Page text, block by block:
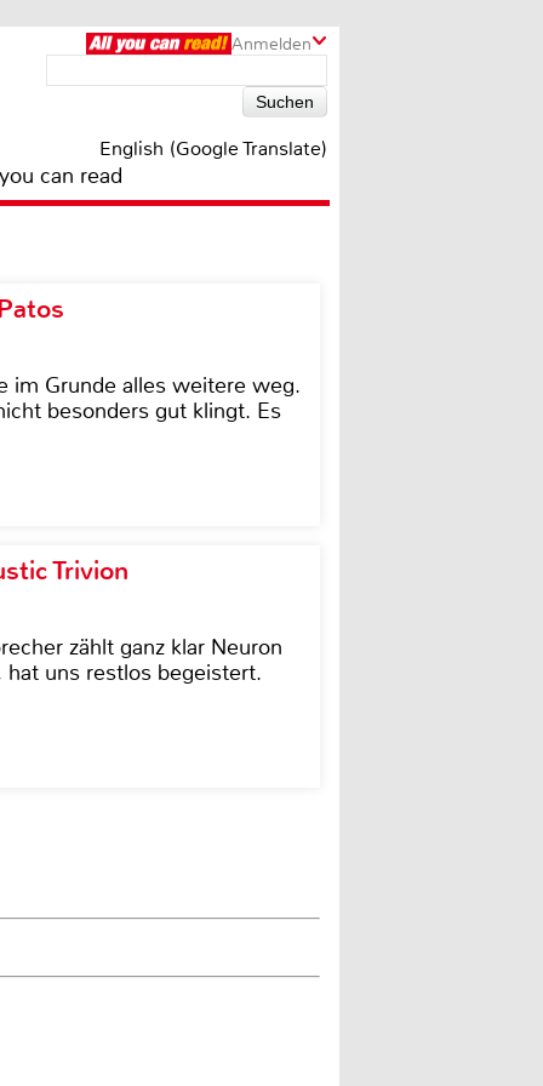
Anmelden
English (Google Translate)
can read
im Grunde alles weitere weg.
besonders gut klingt. Es
Trivion
zählt ganz klar Neuron
uns restlos begeistert.